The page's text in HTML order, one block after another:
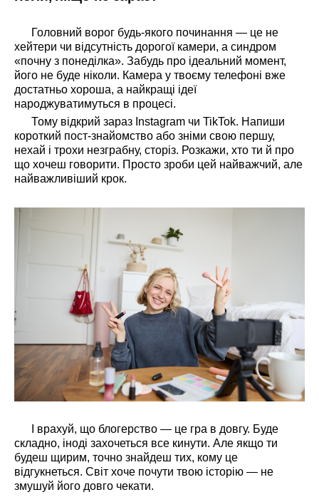
Головний ворог будь-якого починання — це не
хейтери чи відсутність дорогої камери, а синдром
«почну з понеділка». Забудь про ідеальний момент,
його не буде ніколи. Камера у твоєму телефоні вже
достатньо хороша, а найкращі ідеї
народжуватимуться в процесі.
Тому відкрий зараз Instagram чи TikTok. Напиши
короткий пост-знайомство або зніми свою першу,
нехай і трохи незграбну, сторіз. Розкажи, хто ти й про
що хочеш говорити. Просто зроби цей найважчий, але
найважливіший крок.
І врахуй, що блогерство — це гра в довгу. Буде
складно, іноді захочеться все кинути. Але якщо ти
будеш щирим, точно знайдеш тих, кому це
відгукнеться. Світ хоче почути твою історію — не
змушуй його довго чекати.